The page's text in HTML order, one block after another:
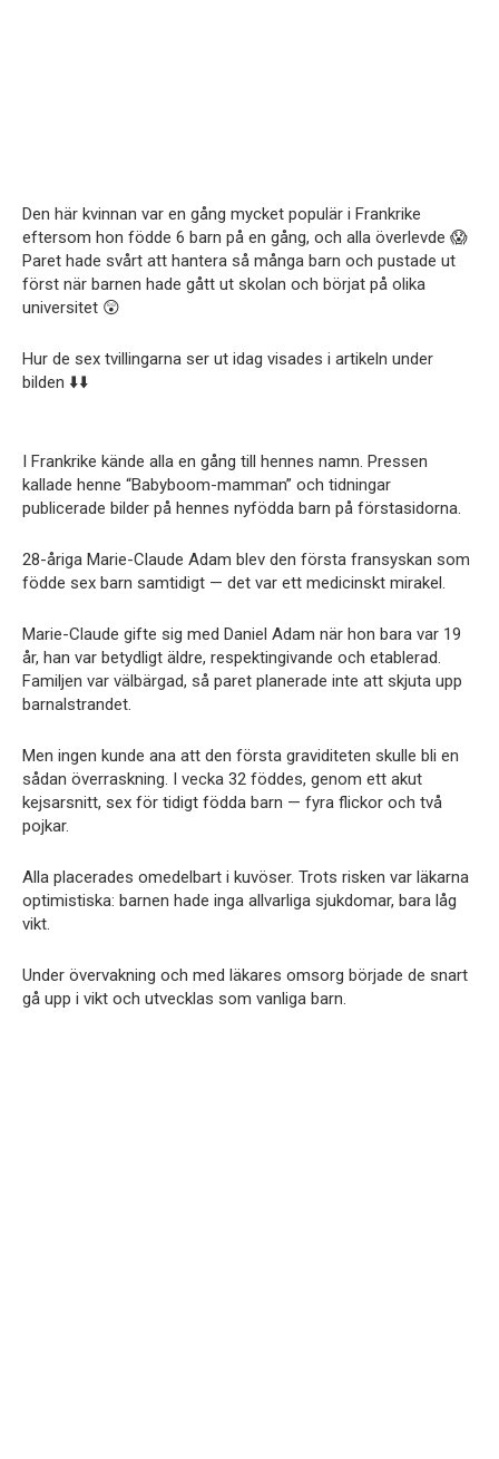
Den här kvinnan var en gång mycket populär i Frankrike
eftersom hon födde 6 barn på en gång, och alla överlevde 😱
Paret hade svårt att hantera så många barn och pustade ut
först när barnen hade gått ut skolan och börjat på olika
universitet 😲
Hur de sex tvillingarna ser ut idag visades i artikeln under
bilden ⬇️⬇️
I Frankrike kände alla en gång till hennes namn. Pressen
kallade henne “Babyboom-mamman” och tidningar
publicerade bilder på hennes nyfödda barn på förstasidorna.
28-åriga Marie-Claude Adam blev den första fransyskan som
födde sex barn samtidigt — det var ett medicinskt mirakel.
Marie-Claude gifte sig med Daniel Adam när hon bara var 19
år, han var betydligt äldre, respektingivande och etablerad.
Familjen var välbärgad, så paret planerade inte att skjuta upp
barnalstrandet.
Men ingen kunde ana att den första graviditeten skulle bli en
sådan överraskning. I vecka 32 föddes, genom ett akut
kejsarsnitt, sex för tidigt födda barn — fyra flickor och två
pojkar.
Alla placerades omedelbart i kuvöser. Trots risken var läkarna
optimistiska: barnen hade inga allvarliga sjukdomar, bara låg
vikt.
Under övervakning och med läkares omsorg började de snart
gå upp i vikt och utvecklas som vanliga barn.